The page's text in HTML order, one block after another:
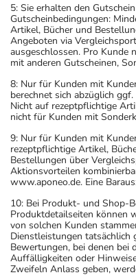
5: Sie erhalten den
Gutscheinbedingungen:
Artikel, Bücher und
Angeboten via
ausgeschlossen. Pro Kunde
mit anderen Gutscheinen,
8: Nur für Kunden mit
berechnet sich abzüglich
Nicht auf rezeptpflichtige
nicht für Kunden mit
9: Nur für Kunden mit
rezeptpflichtige Artikel,
Bestellungen über
Aktionsvorteilen
www.aponeo.de. Eine
10: Bei Produkt- und Shop-
Produktdetailseiten können
von solchen Kunden
Dienstleistungen tatsächlich
Bewertungen, bei denen
Auffälligkeiten oder
Zweifeln Anlass geben,